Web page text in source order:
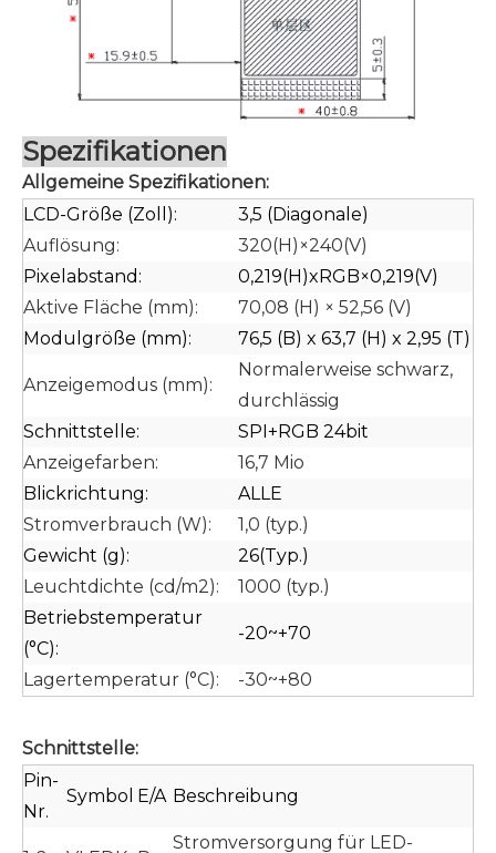
Spezifikationen
Allgemeine Spezifikationen:
LCD-Größe (Zoll):
3,5 (Diagonale)
Auflösung:
320(H)×240(V)
Pixelabstand:
0,219(H)xRGB×0,219(V)
Aktive Fläche (mm):
70,08 (H) × 52,56 (V)
Modulgröße (mm):
76,5 (B) x 63,7 (H) x 2,95 (T)
Anzeigemodus (mm):
Normalerweise schwarz,
durchlässig
Schnittstelle:
SPI+RGB 24bit
Anzeigefarben:
16,7 Mio
Blickrichtung:
ALLE
Stromverbrauch (W):
1,0 (typ.)
Gewicht (g):
26(Typ.)
Leuchtdichte (cd/m2):
1000 (typ.)
Betriebstemperatur
(°C):
-20~+70
Lagertemperatur (°C): -30~+80
Schnittstelle:
Pin-
Nr.
Symbol E/A Beschreibung
Stromversorgung für LED-